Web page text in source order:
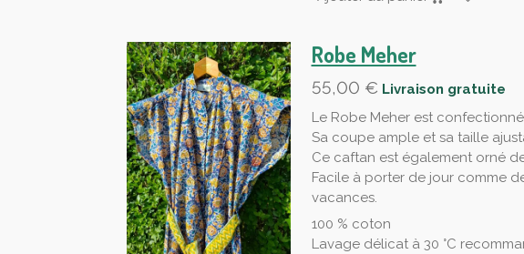
Robe Meher
55,00 € Livraison gratuite
Le Robe Meher est
Sa coupe ample et sa taille
Ce caftan est également orné
Facile à porter de jour comme
vacances.
100 % coton
Lavage délicat à 30 °C